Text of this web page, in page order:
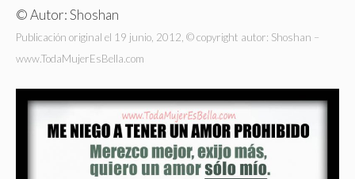
© Autor: Shoshan
Publicación original el 19 junio, 2012, © copyright autor: Shoshan –
www.TodaMujerEsBella.com